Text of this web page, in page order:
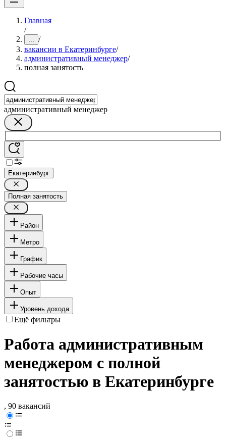
Главная
/
... /
вакансии в Екатеринбурге/
административный менеджер/
полная занятость
административный менеджер
Екатеринбург
Полная занятость
Район
Метро
График
Рабочие часы
Опыт
Уровень дохода
Ещё фильтры
Работа административным
менеджером с полной
занятостью в Екатеринбурге
, 90 вакансий